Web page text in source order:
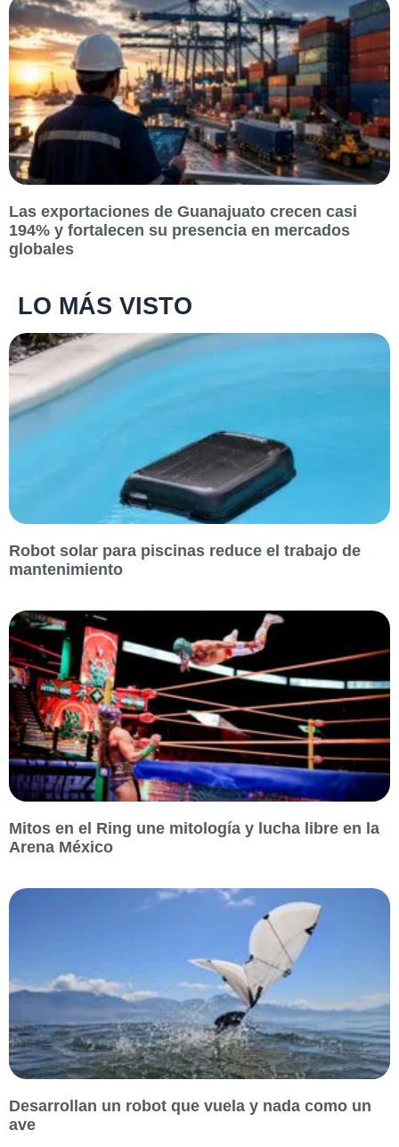
Las exportaciones de Guanajuato crecen casi
194% y fortalecen su presencia en mercados
globales
LO MÁS VISTO
Robot solar para piscinas reduce el trabajo de
mantenimiento
Mitos en el Ring une mitología y lucha libre en la
Arena México
Desarrollan un robot que vuela y nada como un
ave